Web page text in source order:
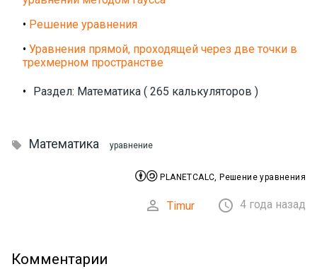
• Решение уравнения
• Уравнения прямой, проходящей через две точки в
трехмерном пространстве
• Раздел: Математика ( 265 калькуляторов )
 Математика уравнение
 PLANETCALC, Решение уравнения
 Timur  4 года назад
Комментарии